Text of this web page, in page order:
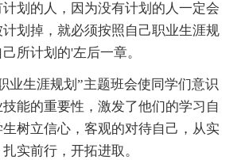
划的人，因为没有计划的人一定会
划掉，就必须按照自己职业生涯规
所计划的'左后一章。
业生涯规划”主题班会使同学们意识
能的重要性，激发了他们的学习自
树立信心，客观的对待自己，从实
实前行，开拓进取。